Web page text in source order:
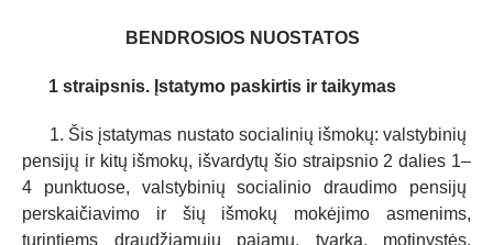
BENDROSIOS NUOSTATOS
1 straipsnis. Įstatymo paskirtis ir taikymas
1. Šis įstatymas nustato socialinių išmokų: valstybinių
pensijų ir kitų išmokų, išvardytų šio straipsnio 2 dalies 1–
4 punktuose, valstybinių socialinio draudimo pensijų
perskaičiavimo ir šių išmokų mokėjimo asmenims,
turintiems draudžiamųjų pajamų, tvarką, motinystės,